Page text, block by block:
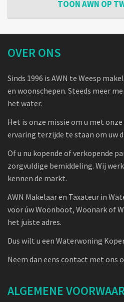
TOONAWN OP
OVER ONS
Sinds 1996 is AWN te Weesp
en woonschepen. Steeds meer
het water.
Het is onze missie om u met
ervaring terzijde te staan om uw
Of u nu kopende of verkopende
zorgvuldige bemiddeling. Wij
kennen de markt.
AWN Makelaar en Taxateur in
voor úw Woonboot, Woonark of
het juiste adres.
Dus wilt u een Waterwoning
Neem dan eens contact met ons
ALGEMENE